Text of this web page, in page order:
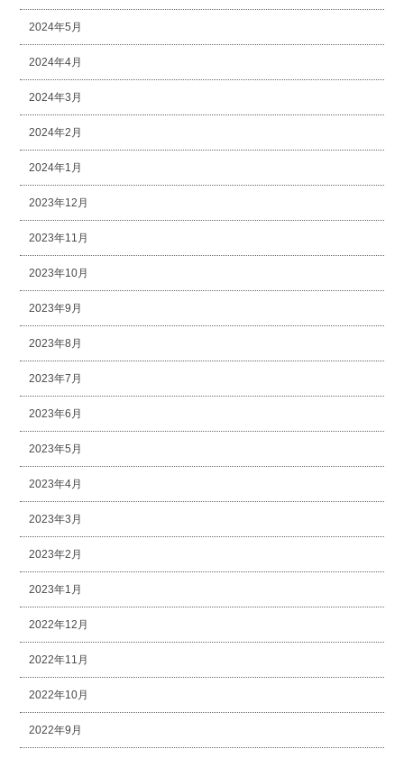
2024年5月
2024年4月
2024年3月
2024年2月
2024年1月
2023年12月
2023年11月
2023年10月
2023年9月
2023年8月
2023年7月
2023年6月
2023年5月
2023年4月
2023年3月
2023年2月
2023年1月
2022年12月
2022年11月
2022年10月
2022年9月